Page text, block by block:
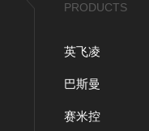
PRODUCTS
英飞凌
巴斯曼
赛米控